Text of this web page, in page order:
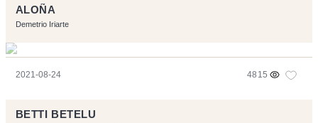
ALOÑA
Demetrio Iriarte
2021-08-24 4815
BETTI BETELU